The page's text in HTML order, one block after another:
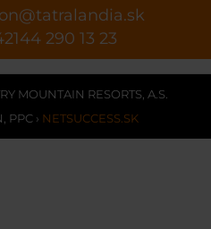
290 13 23
MOUNTAIN RESORTS, A.S.
PPC › NETSUCCESS.SK